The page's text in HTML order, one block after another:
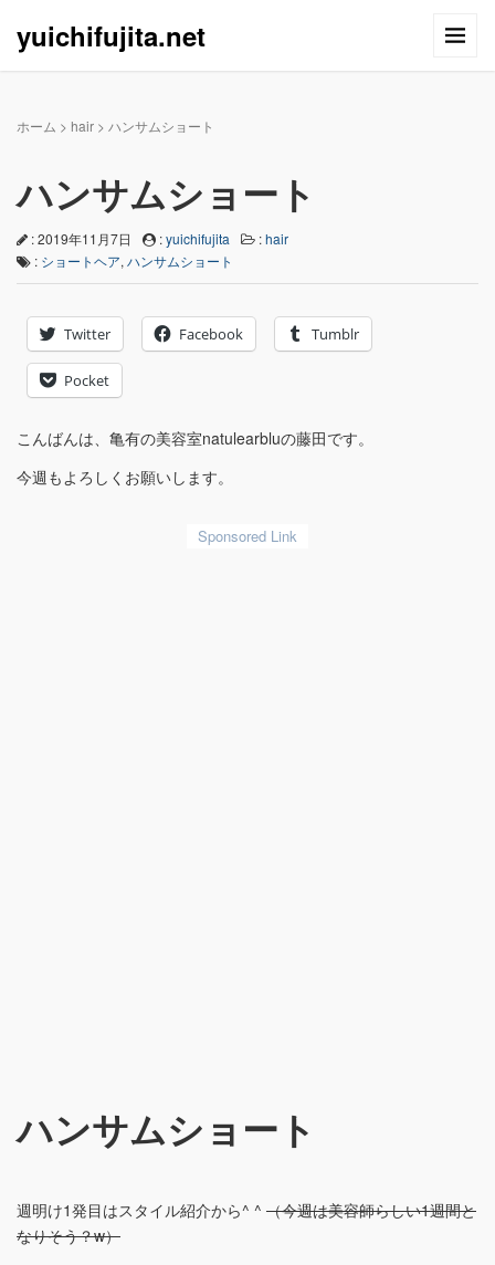
yuichifujita.net
ホーム > hair > ハンサムショート
ハンサムショート
: 2019年11月7日 :yuichifujita :hair
: ショートヘア, ハンサムショート
Twitter Facebook Tumblr
Pocket
こんばんは、亀有の美容室natulearbluの藤田です。
今週もよろしくお願いします。
ハンサムショート
週明け1発目はスタイル紹介から^ ^ （今週は美容師らしい1週間と
なりそう？w）